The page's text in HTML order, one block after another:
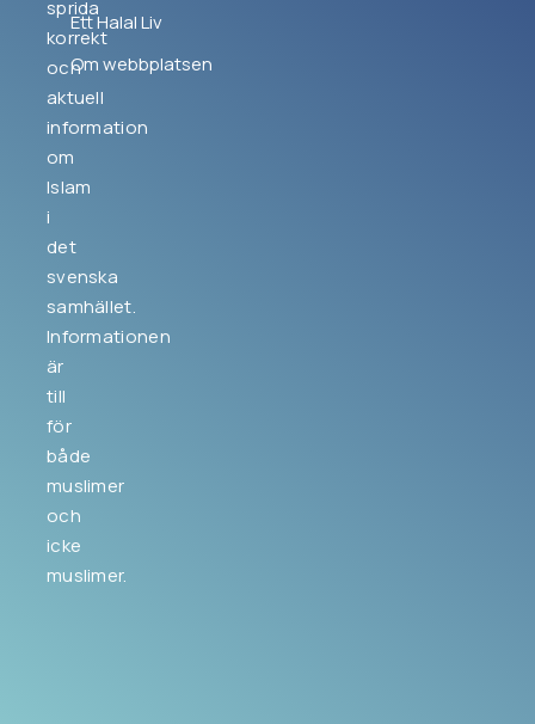
sprida
korrekt
och
aktuell
information
om
Islam
i
det
svenska
samhället.
Informationen
är
till
för
både
muslimer
och
icke
muslimer.
Ett Halal Liv
Om webbplatsen